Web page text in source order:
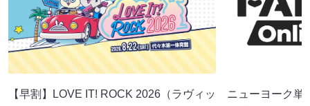
【早割】LOVE IT! ROCK 2026（ラヴィッ
ニューヨーク単